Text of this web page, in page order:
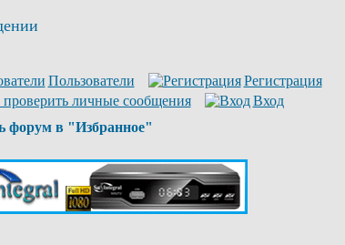
Пользователи
Регистрация
личные сообщения
Вход
форум в "Избранное"